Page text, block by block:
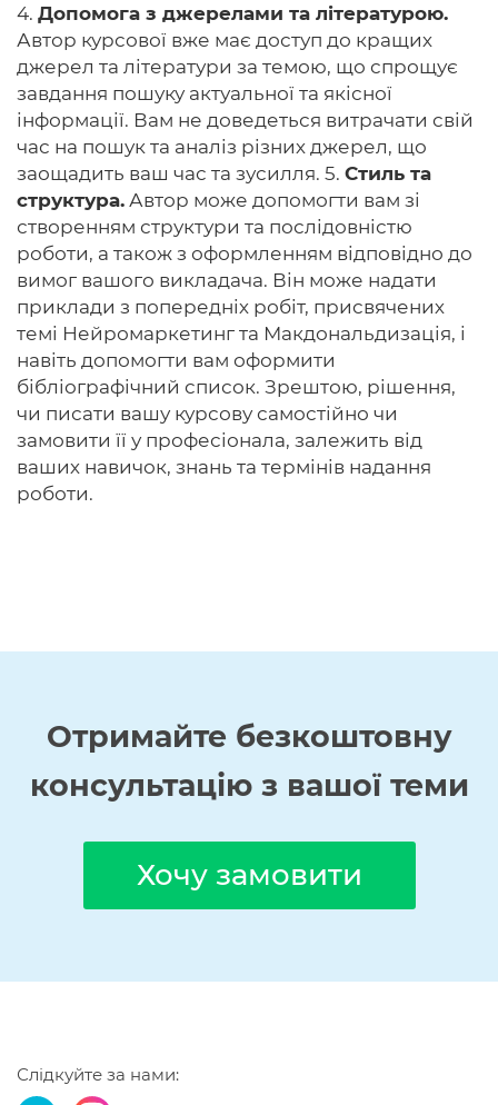
4. Допомога з джерелами та літературою.
Автор курсової вже має доступ до кращих
джерел та літератури за темою, що спрощує
завдання пошуку актуальної та якісної
інформації. Вам не доведеться витрачати свій
час на пошук та аналіз різних джерел, що
заощадить ваш час та зусилля. 5. Стиль та
структура. Автор може допомогти вам зі
створенням структури та послідовністю
роботи, а також з оформленням відповідно до
вимог вашого викладача. Він може надати
приклади з попередніх робіт, присвячених
темі Нейромаркетинг та Макдональдизація, і
навіть допомогти вам оформити
бібліографічний список. Зрештою, рішення,
чи писати вашу курсову самостійно чи
замовити її у професіонала, залежить від
ваших навичок, знань та термінів надання
роботи.
Отримайте безкоштовну
консультацію з вашої теми
Хочу замовити
Слідкуйте за нами: